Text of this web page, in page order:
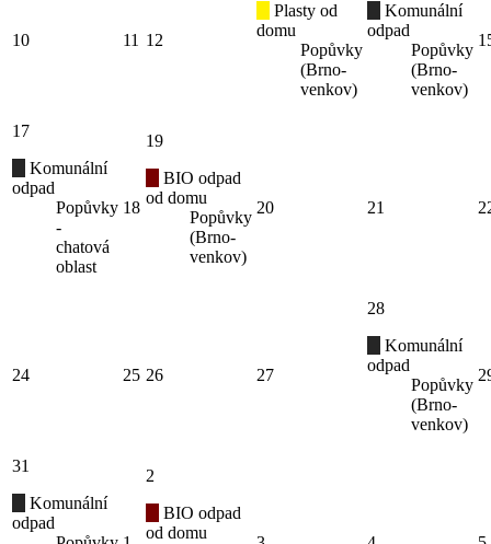
10 11 12
Plasty od
domu
Popůvky
(Brno-
venkov)
Komunální
odpad
Popůvky
(Brno-
venkov)
17
Komunální
odpad
Popůvky
-
chatová
oblast
18
19
BIO odpad
od domu
Popůvky
(Brno-
venkov)
20 21
24 25 26 27
28
Komunální
odpad
Popůvky
(Brno-
venkov)
31
Komunální
odpad
2
BIO odpad
od domu